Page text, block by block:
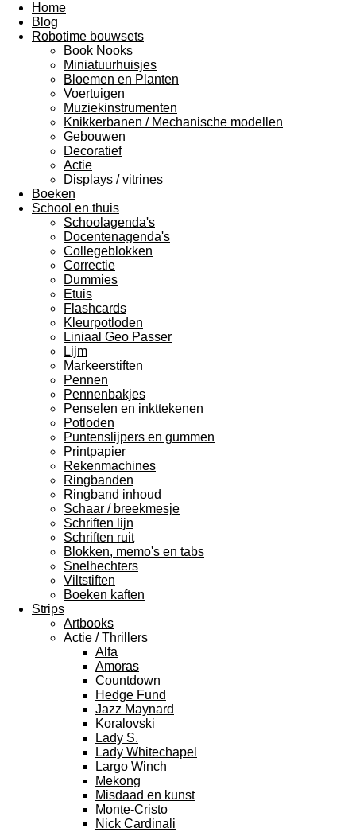
Home
Blog
Robotime bouwsets
Book Nooks
Miniatuurhuisjes
Bloemen en Planten
Voertuigen
Muziekinstrumenten
Knikkerbanen / Mechanische modellen
Gebouwen
Decoratief
Actie
Displays / vitrines
Boeken
School en thuis
Schoolagenda's
Docentenagenda's
Collegeblokken
Correctie
Dummies
Etuis
Flashcards
Kleurpotloden
Liniaal Geo Passer
Lijm
Markeerstiften
Pennen
Pennenbakjes
Penselen en inkttekenen
Potloden
Puntenslijpers en gummen
Printpapier
Rekenmachines
Ringbanden
Ringband inhoud
Schaar / breekmesje
Schriften lijn
Schriften ruit
Blokken, memo's en tabs
Snelhechters
Viltstiften
Boeken kaften
Strips
Artbooks
Actie / Thrillers
Alfa
Amoras
Countdown
Hedge Fund
Jazz Maynard
Koralovski
Lady S.
Lady Whitechapel
Largo Winch
Mekong
Misdaad en kunst
Monte-Cristo
Nick Cardinali